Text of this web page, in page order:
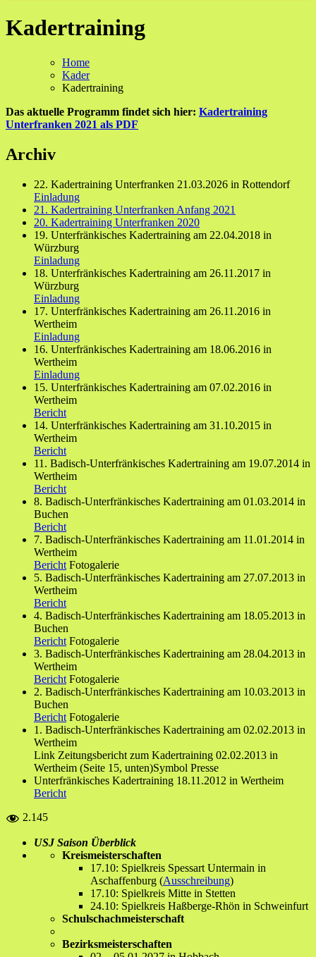
Kadertraining
Home
Kader
Kadertraining
Das aktuelle Programm findet sich hier: Kadertraining
Unterfranken 2021 als PDF
Archiv
22. Kadertraining Unterfranken 21.03.2026 in Rottendorf
Einladung
21. Kadertraining Unterfranken Anfang 2021
20. Kadertraining Unterfranken 2020
19. Unterfränkisches Kadertraining am 22.04.2018 in
Würzburg
Einladung
18. Unterfränkisches Kadertraining am 26.11.2017 in
Würzburg
Einladung
17. Unterfränkisches Kadertraining am 26.11.2016 in
Wertheim
Einladung
16. Unterfränkisches Kadertraining am 18.06.2016 in
Wertheim
Einladung
15. Unterfränkisches Kadertraining am 07.02.2016 in
Wertheim
Bericht
14. Unterfränkisches Kadertraining am 31.10.2015 in
Wertheim
Bericht
11. Badisch-Unterfränkisches Kadertraining am 19.07.2014 in
Wertheim
Bericht
8. Badisch-Unterfränkisches Kadertraining am 01.03.2014 in
Buchen
Bericht
7. Badisch-Unterfränkisches Kadertraining am 11.01.2014 in
Wertheim
Bericht Fotogalerie
5. Badisch-Unterfränkisches Kadertraining am 27.07.2013 in
Wertheim
Bericht
4. Badisch-Unterfränkisches Kadertraining am 18.05.2013 in
Buchen
Bericht Fotogalerie
3. Badisch-Unterfränkisches Kadertraining am 28.04.2013 in
Wertheim
Bericht Fotogalerie
2. Badisch-Unterfränkisches Kadertraining am 10.03.2013 in
Buchen
Bericht Fotogalerie
1. Badisch-Unterfränkisches Kadertraining am 02.02.2013 in
Wertheim
Link Zeitungsbericht zum Kadertraining 02.02.2013 in
Wertheim (Seite 15, unten)Symbol Presse
Unterfränkisches Kadertraining 18.11.2012 in Wertheim
Bericht
2.145
USJ Saison Überblick
Kreismeisterschaften
17.10: Spielkreis Spessart Untermain in
Aschaffenburg (Ausschreibung)
17.10: Spielkreis Mitte in Stetten
24.10: Spielkreis Haßberge-Rhön in Schweinfurt
Schulschachmeisterschaft
Bezirksmeisterschaften